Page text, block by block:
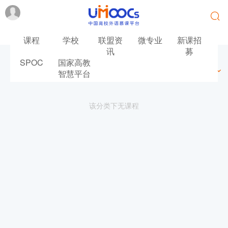
课程 学校
联盟资
讯
微专业
新课招
募
SPOC
国家高教
智慧平台
该分类下无课程